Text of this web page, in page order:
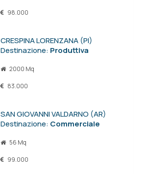
98.000
CRESPINA LORENZANA (PI)
Destinazione: Produttiva
2000 Mq
83.000
SAN GIOVANNI VALDARNO (AR)
Destinazione: Commerciale
56 Mq
99.000